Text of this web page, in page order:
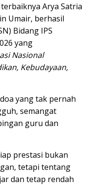
Arya Satria
Umair, berhasil
Bidang IPS
yang
Nasional
Kebudayaan,
yang tak pernah
semangat
guru dan
prestasi bukan
tetapi tentang
dan tetap rendah